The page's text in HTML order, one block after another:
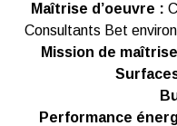
Maîtrise d’oeuvre :
Consultants Bet
Mission de
Performance